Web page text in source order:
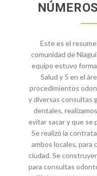
Este es el
comunidad de
equipo estuvo
Salud y 5 en el
procedimientos
y diversas consultas
dentales,
evitar sacar y que se
Se realizó la
ambos locales, para
ciudad. Se
para consultas